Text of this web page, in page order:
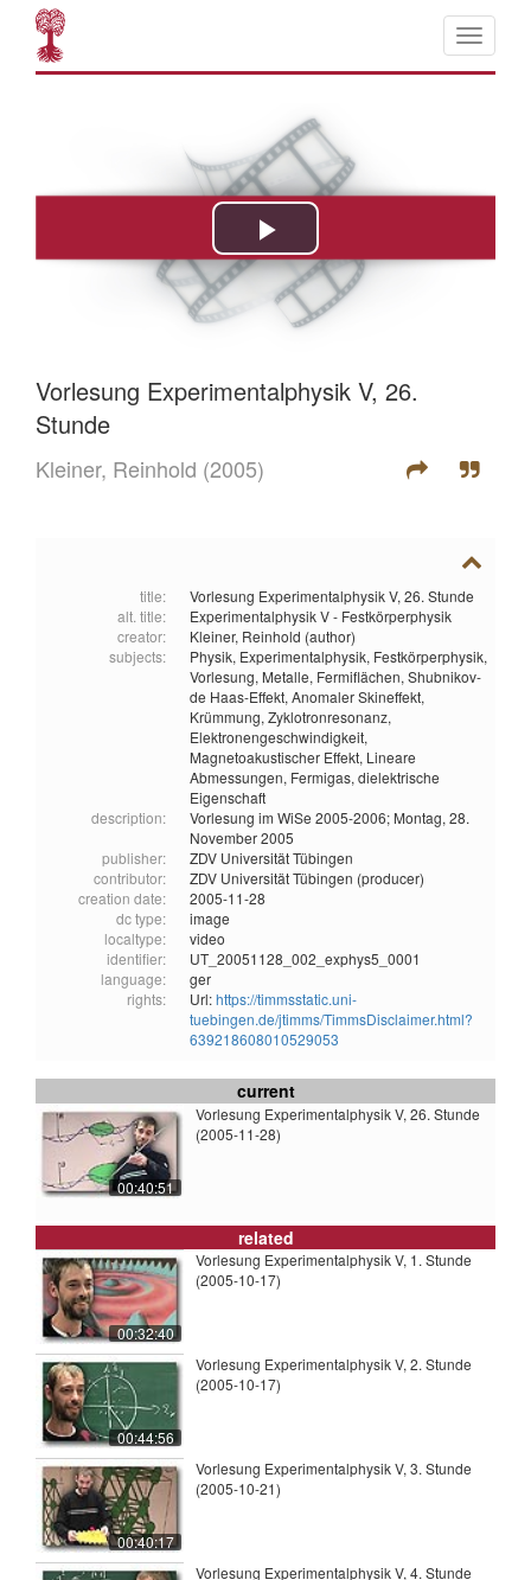
Vorlesung Experimentalphysik V, 26.
Stunde
Kleiner, Reinhold (2005)
title:
Vorlesung Experimentalphysik V, 26. Stunde
alt. title:
Experimentalphysik V - Festkörperphysik
creator:
Kleiner, Reinhold (author)
subjects:
Physik, Experimentalphysik, Festkörperphysik,
Vorlesung, Metalle, Fermiflächen, Shubnikov-
de Haas-Effekt, Anomaler Skineffekt,
Krümmung, Zyklotronresonanz,
Elektronengeschwindigkeit,
Magnetoakustischer Effekt, Lineare
Abmessungen, Fermigas, dielektrische
Eigenschaft
description:
Vorlesung im WiSe 2005-2006; Montag, 28.
November 2005
publisher:
ZDV Universität Tübingen
contributor:
ZDV Universität Tübingen (producer)
creation date:
2005-11-28
dc type:
image
localtype:
video
identifier:
UT_20051128_002_exphys5_0001
language:
ger
rights:
Url:https://timmsstatic.uni-
tuebingen.de/jtimms/TimmsDisclaimer.html?
639218608010529053
current
00:40:51
Vorlesung Experimentalphysik V, 26. Stunde
(2005-11-28)
related
00:32:40
Vorlesung Experimentalphysik V, 1. Stunde
(2005-10-17)
00:44:56
Vorlesung Experimentalphysik V, 2. Stunde
(2005-10-17)
00:40:17
Vorlesung Experimentalphysik V, 3. Stunde
(2005-10-21)
Vorlesung Experimentalphysik V, 4. Stunde